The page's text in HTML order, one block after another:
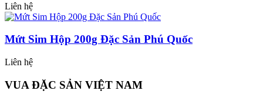
Liên hệ
Mứt Sim Hộp 200g Đặc Sản Phú Quốc
Liên hệ
VUA ĐẶC SẢN VIỆT NAM